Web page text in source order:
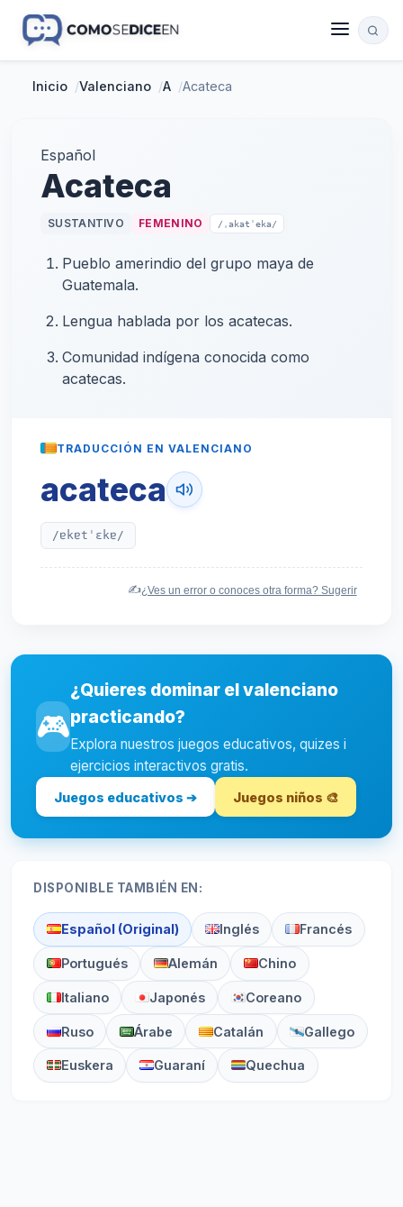
Inicio /Valenciano /A /Acateca
Español
Acateca
SUSTANTIVO FEMENINO /ˌakatˈeka/
Pueblo amerindio del grupo maya de
Guatemala.
Lengua hablada por los acatecas.
Comunidad indígena conocida como
acatecas.
TRADUCCIÓN EN VALENCIANO
acateca
/ɐkɐtˈɛkɐ/
✍️¿Ves un error o conoces otra forma? Sugerir
🎮
¿Quieres dominar el valenciano
practicando?
Explora nuestros juegos educativos, quizes i
ejercicios interactivos gratis.
Juegos educativos ➔ Juegos niños 🎨
DISPONIBLE TAMBIÉN EN:
Español (Original) Inglés Francés
Portugués Alemán Chino
Italiano Japonés Coreano
Ruso Árabe Catalán Gallego
Euskera Guaraní Quechua